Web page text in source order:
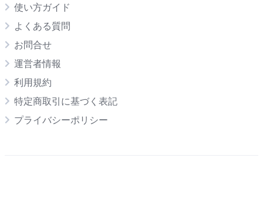
使い方ガイド
よくある質問
お問合せ
運営者情報
利用規約
特定商取引に基づく表記
プライバシーポリシー